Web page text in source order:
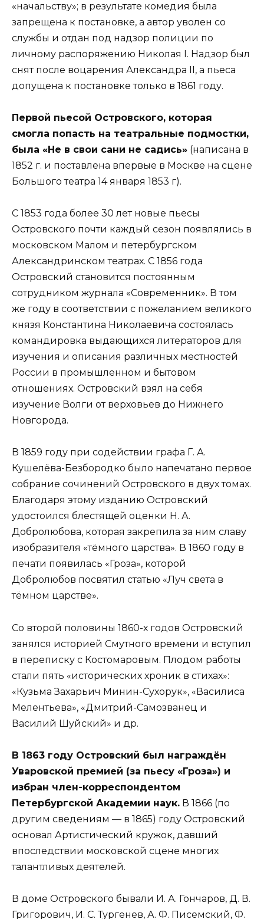
«начальству»; в результате комедия была
запрещена к постановке, а автор уволен со
службы и отдан под надзор полиции по
личному распоряжению Николая I. Надзор был
снят после воцарения Александра II, а пьеса
допущена к постановке только в 1861 году.
Первой пьесой Островского, которая
смогла попасть на театральные подмостки,
была «Не в свои сани не садись» (написана в
1852 г. и поставлена впервые в Москве на сцене
Большого театра 14 января 1853 г).
С 1853 года более 30 лет новые пьесы
Островского почти каждый сезон появлялись в
московском Малом и петербургском
Александринском театрах. С 1856 года
Островский становится постоянным
сотрудником журнала «Современник». В том
же году в соответствии с пожеланием великого
князя Константина Николаевича состоялась
командировка выдающихся литераторов для
изучения и описания различных местностей
России в промышленном и бытовом
отношениях. Островский взял на себя
изучение Волги от верховьев до Нижнего
Новгорода.
В 1859 году при содействии графа Г. А.
Кушелёва-Безбородко было напечатано первое
собрание сочинений Островского в двух томах.
Благодаря этому изданию Островский
удостоился блестящей оценки Н. А.
Добролюбова, которая закрепила за ним славу
изобразителя «тёмного царства». В 1860 году в
печати появилась «Гроза», которой
Добролюбов посвятил статью «Луч света в
тёмном царстве».
Со второй половины 1860-х годов Островский
занялся историей Смутного времени и вступил
в переписку с Костомаровым. Плодом работы
стали пять «исторических хроник в стихах»:
«Кузьма Захарьич Минин-Сухорук», «Василиса
Мелентьева», «Дмитрий-Самозванец и
Василий Шуйский» и др.
В 1863 году Островский был награждён
Уваровской премией (за пьесу «Гроза») и
избран член-корреспондентом
Петербургской Академии наук. В 1866 (по
другим сведениям — в 1865) году Островский
основал Артистический кружок, давший
впоследствии московской сцене многих
талантливых деятелей.
В доме Островского бывали И. А. Гончаров, Д. В.
Григорович, И. С. Тургенев, А. Ф. Писемский, Ф.